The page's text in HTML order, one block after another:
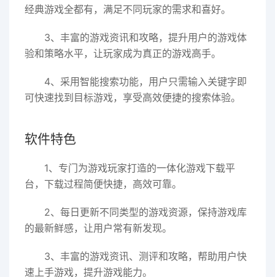
经典游戏全都有，满足不同玩家的需求和喜好。
3、丰富的游戏资讯和攻略，提升用户的游戏体
验和策略水平，让玩家成为真正的游戏高手。
4、采用智能搜索功能，用户只需输入关键字即
可快速找到目标游戏，享受高效便捷的搜索体验。
软件特色
1、专门为游戏玩家打造的一体化游戏下载平
台，下载过程简便快捷，高效可靠。
2、每日更新不同类型的游戏资源，保持游戏库
的最新鲜感，让用户常有新发现。
3、丰富的游戏资讯、测评和攻略，帮助用户快
速上手游戏，提升游戏能力。